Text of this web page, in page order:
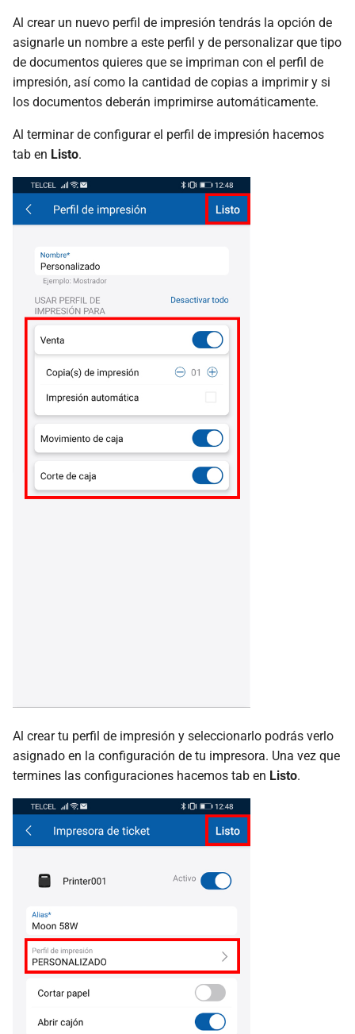
Al crear un nuevo perfil de impresión tendrás la opción de
asignarle un nombre a este perfil y de personalizar que tipo
de documentos quieres que se impriman con el perfil de
impresión, así como la cantidad de copias a imprimir y si
los documentos deberán imprimirse automáticamente.
Al terminar de configurar el perfil de impresión hacemos
tab en Listo.
Al crear tu perfil de impresión y seleccionarlo podrás verlo
asignado en la configuración de tu impresora. Una vez que
termines las configuraciones hacemos tab en Listo.